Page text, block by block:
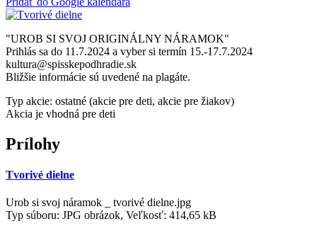
"UROB SI SVOJ ORIGINÁLNY NÁRAMOK"
Prihlás sa do 11.7.2024 a vyber si termín 15.-17.7.2024
kultura@spisskepodhradie.sk
Bližšie informácie sú uvedené na plagáte.
Typ akcie: ostatné (akcie pre deti, akcie pre žiakov)
Akcia je vhodná pre deti
Prílohy
Tvorivé dielne
Urob si svoj náramok _ tvorivé dielne.jpg
Typ súboru: JPG obrázok, Veľkosť: 414,65 kB